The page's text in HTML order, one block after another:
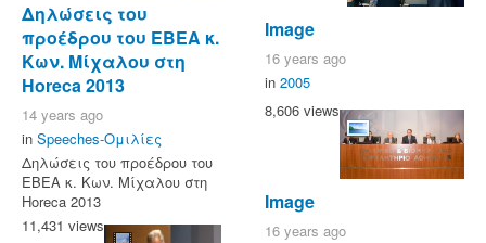
Δηλώσεις του
προέδρου του ΕΒΕΑ κ.
Κων. Μίχαλου στη
Horeca 2013
14 years ago
in Speeches-Ομιλίες
Δηλώσεις του προέδρου του
ΕΒΕΑ κ. Κων. Μίχαλου στη
Horeca 2013
11,431 views
Image
16 years ago
in 2005
8,606 views
Image
16 years ago